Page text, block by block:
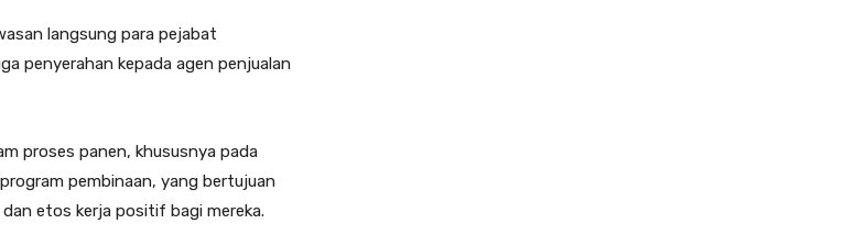
langsung para pejabat
penyerahan kepada agen penjualan
proses panen, khususnya pada
pembinaan, yang bertujuan
etos kerja positif bagi mereka.